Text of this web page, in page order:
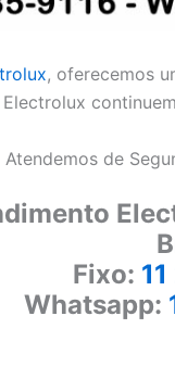
, oferecemos
Atendemos de
Fixo:
Whatsapp: